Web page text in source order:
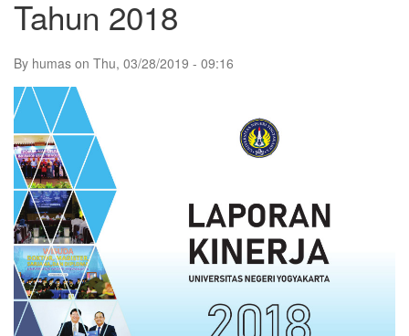
Tahun 2018
By humas on Thu, 03/28/2019 - 09:16